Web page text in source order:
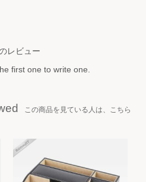
レビュー
first one to write one.
この商品を見ている人は、こちら